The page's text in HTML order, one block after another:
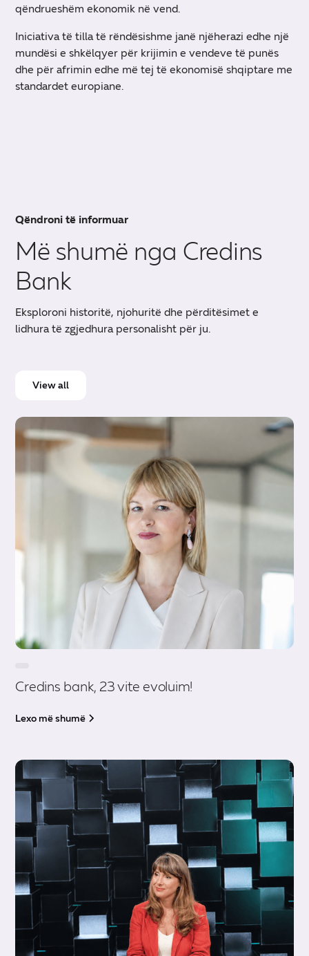
qëndrueshëm ekonomik në vend.
Iniciativa të tilla të rëndësishme janë njëherazi edhe një
mundësi e shkëlqyer për krijimin e vendeve të punës
dhe për afrimin edhe më tej të ekonomisë shqiptare me
standardet europiane.
Qëndroni të informuar
Më shumë nga Credins
Bank
Eksploroni historitë, njohuritë dhe përditësimet e
lidhura të zgjedhura personalisht për ju.
View all
Credins bank, 23 vite evoluim!
Lexo më shumë